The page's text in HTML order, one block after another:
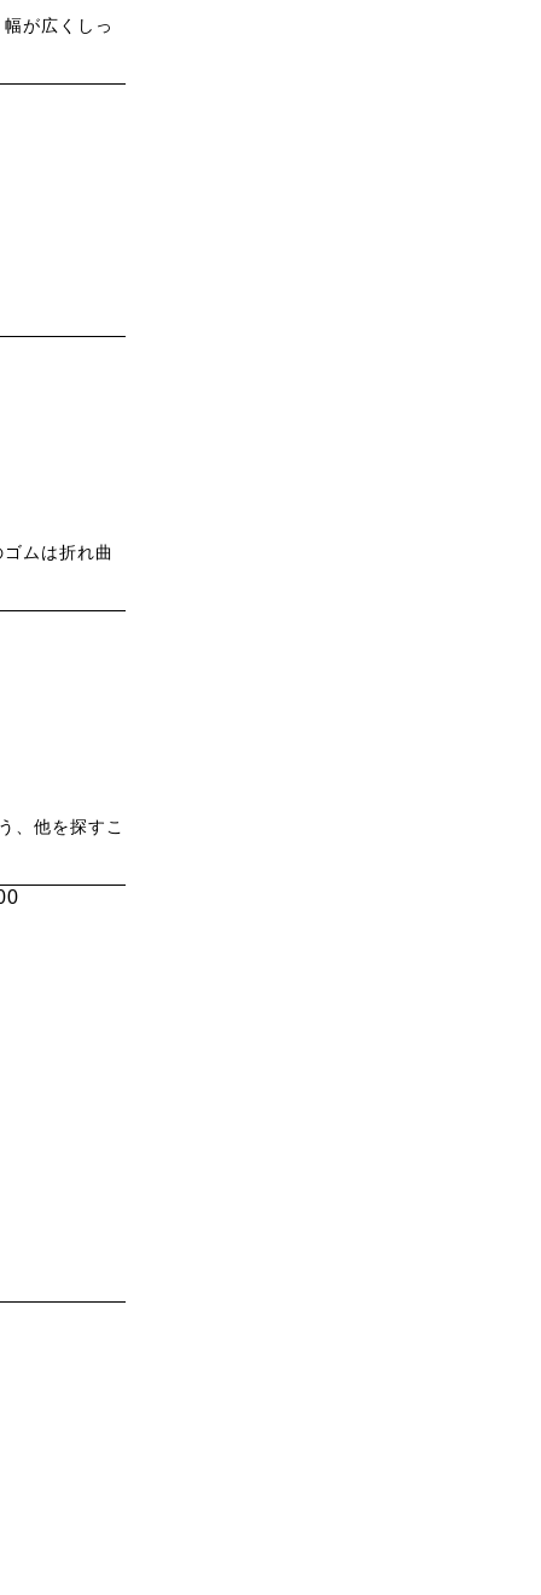
が広くしっ
ムは折れ曲
、他を探すこ